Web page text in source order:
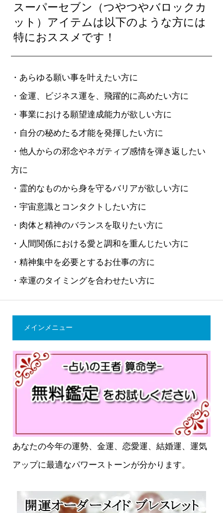
スーパーセブン（つやつやバロックカ
ット）アイテムは以下のような方には
特におススメです！
・あらゆる願い事を叶えたい方に
・金運、ビジネス運を、飛躍的に高めたい方に
・事業における願望達成能力が欲しい方に
・自分の秘めたる才能を発揮したい方に
・他人からの邪念やネガティブ感情を弾き返したい
方に
・霊的なものから身を守るバリアが欲しい方に
・宇宙意識とコンタクトしたい方に
・肉体と精神のバランスを取りたい方に
・人間関係における愛と調和を重んじたい方に
・精神集中を必要とするお仕事の方に
・幸運のタイミングを合わせたい方に
メインメニュー
あなたの今年の運勢、金運、恋愛運、結婚運、運気
アップに最適なパワーストーンが分かります。